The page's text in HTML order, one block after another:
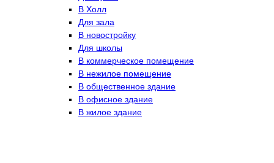
В Холл
Для зала
В новостройку
Для школы
В коммерческое помещение
В нежилое помещение
В общественное здание
В офисное здание
В жилое здание